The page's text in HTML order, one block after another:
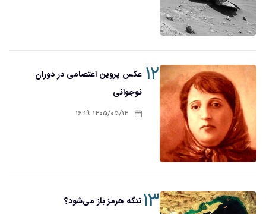
۱۲ عکس پروین اعتصامی در دوران
نوجوانی
۱۴۰۵/۰۵/۱۴ ۱۶:۱۹
۱۳تنگه هرمز باز می‌شود؟